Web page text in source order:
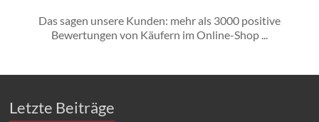
Das sagen unsere Kunden: mehr als 3000 positive
Bewertungen von Käufern im Online-Shop ...
Letzte Beiträge